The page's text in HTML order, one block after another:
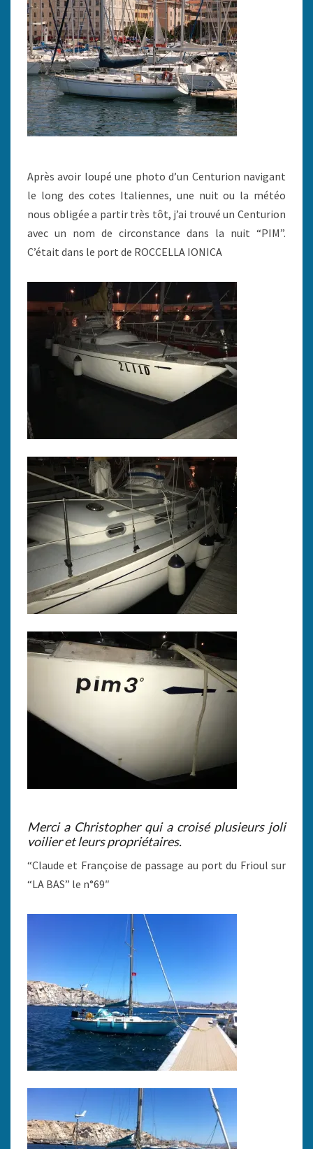
Après avoir loupé une photo d’un Centurion navigant
le long des cotes Italiennes, une nuit ou la météo
nous obligée a partir très tôt, j’ai trouvé un Centurion
avec un nom de circonstance dans la nuit “PIM”.
C’était dans le port de ROCCELLA IONICA
Merci a Christopher qui a croisé plusieurs joli
voilier et leurs propriétaires.
“Claude et Françoise de passage au port du Frioul sur
“LA BAS” le n°69″